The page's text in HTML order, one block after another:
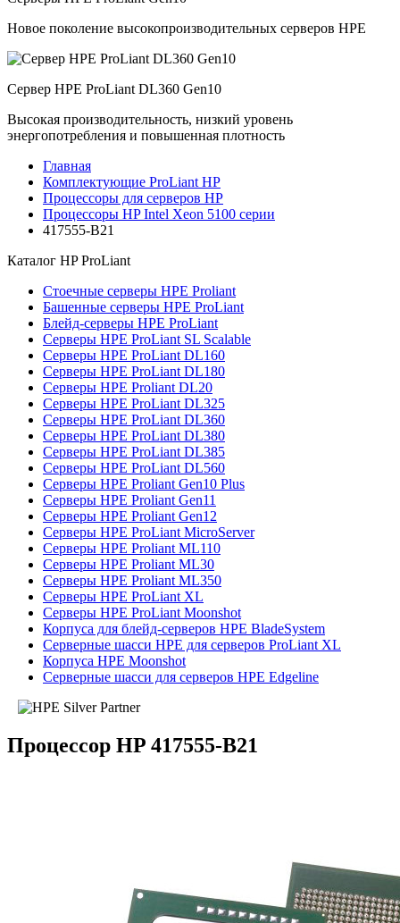
Новое поколение высокопроизводительных серверов HPE
Сервер HPE ProLiant DL360 Gen10
Высокая производительность, низкий уровень
энергопотребления и повышенная плотность
Главная
Комплектующие ProLiant HP
Процессоры для серверов HP
Процессоры HP Intel Xeon 5100 серии
417555-B21
Каталог HP ProLiant
Стоечные серверы HPE Proliant
Башенные серверы HPE ProLiant
Блейд-серверы HPE ProLiant
Серверы HPE ProLiant SL Scalable
Серверы HPE ProLiant DL160
Серверы HPE ProLiant DL180
Серверы HPE Proliant DL20
Серверы HPE ProLiant DL325
Серверы HPE ProLiant DL360
Серверы HPE ProLiant DL380
Серверы HPE ProLiant DL385
Серверы HPE ProLiant DL560
Серверы HPE Proliant Gen10 Plus
Серверы HPE Proliant Gen11
Серверы HPE Proliant Gen12
Серверы HPE ProLiant MicroServer
Серверы HPE Proliant ML110
Серверы HPE Proliant ML30
Серверы HPE Proliant ML350
Серверы HPE ProLiant XL
Серверы HPE ProLiant Moonshot
Корпуса для блейд-серверов HPE BladeSystem
Серверные шасси HPE для серверов ProLiant XL
Корпуса HPE Moonshot
Серверные шасси для серверов HPE Edgeline
Процессор HP 417555-B21